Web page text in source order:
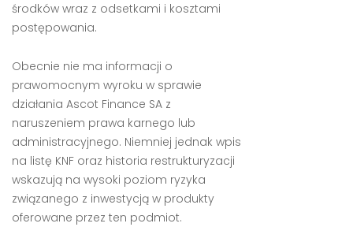
środków wraz z odsetkami i kosztami
postępowania.
Obecnie nie ma informacji o
prawomocnym wyroku w sprawie
działania Ascot Finance SA z
naruszeniem prawa karnego lub
administracyjnego. Niemniej jednak wpis
na listę KNF oraz historia restrukturyzacji
wskazują na wysoki poziom ryzyka
związanego z inwestycją w produkty
oferowane przez ten podmiot.